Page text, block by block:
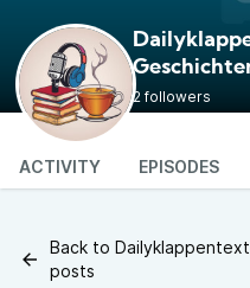
Dailyklappentext
2 followers
ACTIVITY EPISODES
Back to
posts